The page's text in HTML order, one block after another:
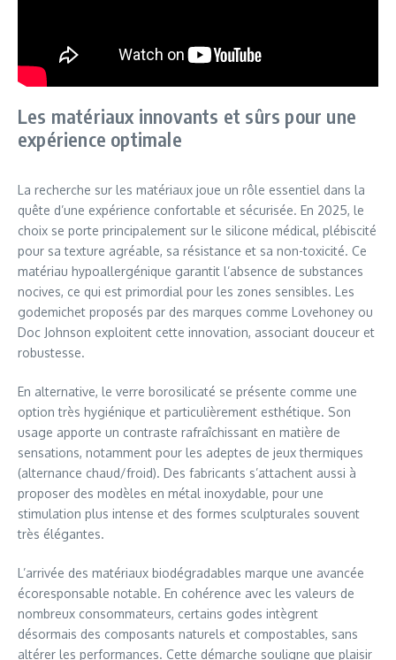
Les matériaux innovants et sûrs pour une
expérience optimale
La recherche sur les matériaux joue un rôle essentiel dans la
quête d’une expérience confortable et sécurisée. En 2025, le
choix se porte principalement sur le silicone médical, plébiscité
pour sa texture agréable, sa résistance et sa non-toxicité. Ce
matériau hypoallergénique garantit l’absence de substances
nocives, ce qui est primordial pour les zones sensibles. Les
godemichet proposés par des marques comme Lovehoney ou
Doc Johnson exploitent cette innovation, associant douceur et
robustesse.
En alternative, le verre borosilicaté se présente comme une
option très hygiénique et particulièrement esthétique. Son
usage apporte un contraste rafraîchissant en matière de
sensations, notamment pour les adeptes de jeux thermiques
(alternance chaud/froid). Des fabricants s’attachent aussi à
proposer des modèles en métal inoxydable, pour une
stimulation plus intense et des formes sculpturales souvent
très élégantes.
L’arrivée des matériaux biodégradables marque une avancée
écoresponsable notable. En cohérence avec les valeurs de
nombreux consommateurs, certains godes intègrent
désormais des composants naturels et compostables, sans
altérer les performances. Cette démarche souligne que plaisir